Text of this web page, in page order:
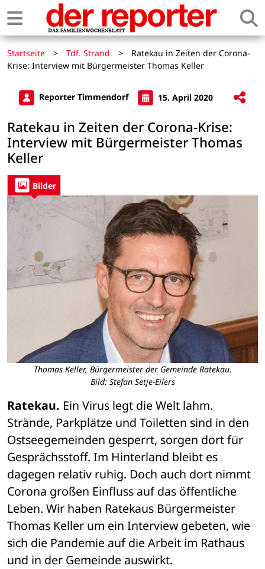
Startseite > Tdf. Strand >
Ratekau in Zeiten der Corona-
Krise: Interview mit Bürgermeister Thomas Keller
Reporter Timmendorf 15. April 2020
Ratekau in Zeiten der Corona-Krise:
Interview mit Bürgermeister Thomas
Keller
Bilder
Thomas Keller, Bürgermeister der Gemeinde Ratekau.
Bild: Stefan Setje-Eilers
Ratekau. Ein Virus legt die Welt lahm.
Strände, Parkplätze und Toiletten sind in den
Ostseegemeinden gesperrt, sorgen dort für
Gesprächsstoff. Im Hinterland bleibt es
dagegen relativ ruhig. Doch auch dort nimmt
Corona großen Einfluss auf das öffentliche
Leben. Wir haben Ratekaus Bürgermeister
Thomas Keller um ein Interview gebeten, wie
sich die Pandemie auf die Arbeit im Rathaus
und in der Gemeinde auswirkt.